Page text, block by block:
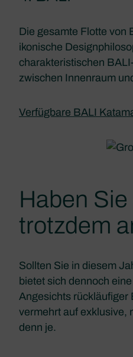
Die gesamte Flotte von
ikonische
charakteristischen
zwischen Innenraum
Verfügbare BALI
Haben
trotzdem
Sollten Sie in diesem
bietet sich dennoch
Angesichts rückläufiger
vermehrt auf exklusive,
denn je.